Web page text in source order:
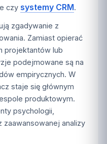
czy systemy CRM.
zgadywanie z
Zamiast opierać
projektantów lub
podejmowane są na
empirycznych. W
staje się głównym
produktowym.
psychologii,
analizy